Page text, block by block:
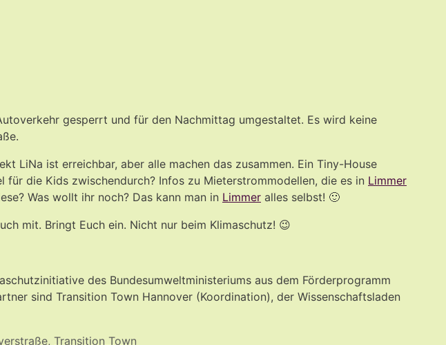
gesperrt und für den Nachmittag umgestaltet. Es wird keine
LiNa ist erreichbar, aber alle machen das zusammen. Ein Tiny-House
für die Kids zwischendurch? Infos zu Mieterstrommodellen, die es in Limmer
Was wollt ihr noch? Das kann man in Limmer alles selbst! 🙂
mit. Bringt Euch ein. Nicht nur beim Klimaschutz! 😉
des Bundesumweltministeriums aus dem Förderprogramm
sind Transition Town Hannover (Koordination), der Wissenschaftsladen
, Transition Town